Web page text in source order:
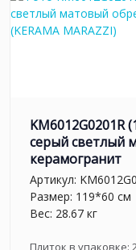
KM6012G0201R
серый светлый
керамогранит
Артикул:
Размер: 119*60 см
Вес: 28.67 кг
Плиток в упаковке: 2